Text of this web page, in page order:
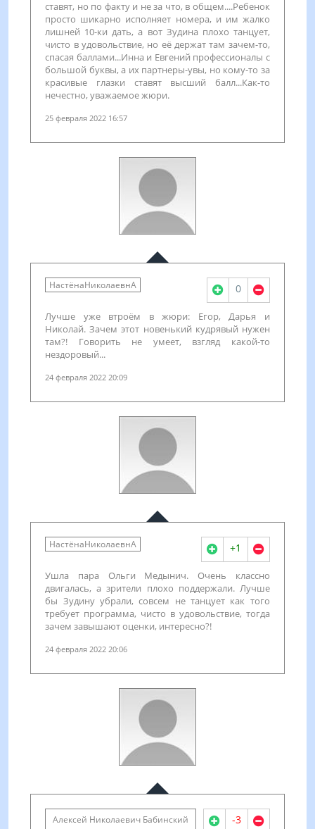
ставят, но по факту и не за что, в общем....Ребенок
просто шикарно исполняет номера, и им жалко
лишней 10-ки дать, а вот Зудина плохо танцует,
чисто в удовольствие, но её держат там зачем-то,
спасая баллами...Инна и Евгений профессионалы с
большой буквы, а их партнеры-увы, но кому-то за
красивые глазки ставят высший балл...Как-то
нечестно, уважаемое жюри.
25 февраля 2022 16:57
НастёнаНиколаевнА 0
Лучше уже втроём в жюри: Егор, Дарья и
Николай. Зачем этот новенький кудрявый нужен
там?! Говорить не умеет, взгляд какой-то
нездоровый...
24 февраля 2022 20:09
НастёнаНиколаевнА +1
Ушла пара Ольги Медынич. Очень классно
двигалась, а зрители плохо поддержали. Лучше
бы Зудину убрали, совсем не танцует как того
требует программа, чисто в удовольствие, тогда
зачем завышают оценки, интересно?!
24 февраля 2022 20:06
Алексей Николаевич Бабинский -3